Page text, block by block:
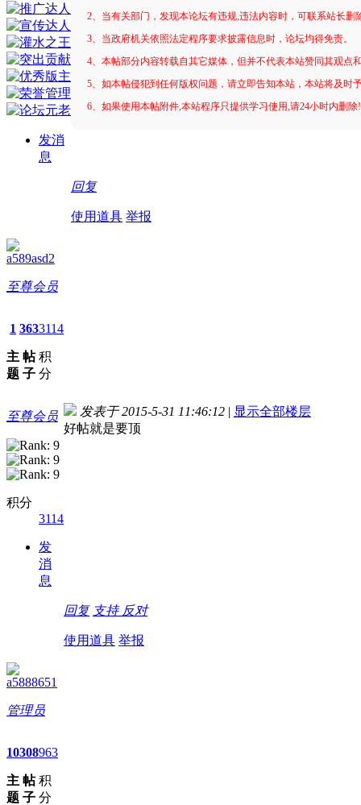
发消
息
2、当有关部门，发现本论坛有违规,违法内容时，可联系站长删
3、当政府机关依照法定程序要求披露信息时，论坛均得免责。
4、本帖部分内容转载自其它媒体，但并不代表本站赞同其观点
5、如本帖侵犯到任何版权问题，请立即告知本站，本站将及时
6、如果使用本帖附件,本站程序只提供学习使用,请24小时内删
回复
使用道具 举报
a589asd2
至尊会员
1
主
题
363
帖
子
3114
积
分
至尊会员
积分
3114
发
消
息
发表于 2015-5-31 11:46:12 | 显示全部楼层
好帖就是要顶
回复 支持 反对
使用道具 举报
a5888651
管理员
10
主
题
308
帖
子
963
积
分